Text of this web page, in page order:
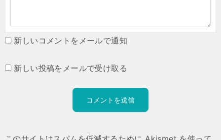
新しいコメントをメールで通知
新しい投稿をメールで受け取る